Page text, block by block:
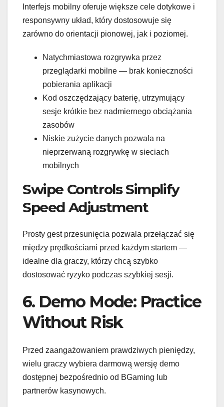
Interfejs mobilny oferuje większe cele dotykowe i
responsywny układ, który dostosowuje się
zarówno do orientacji pionowej, jak i poziomej.
Natychmiastowa rozgrywka przez
przeglądarki mobilne — brak konieczności
pobierania aplikacji
Kod oszczędzający baterię, utrzymujący
sesje krótkie bez nadmiernego obciążania
zasobów
Niskie zużycie danych pozwala na
nieprzerwaną rozgrywkę w sieciach
mobilnych
Swipe Controls Simplify
Speed Adjustment
Prosty gest przesunięcia pozwala przełączać się
między prędkościami przed każdym startem —
idealne dla graczy, którzy chcą szybko
dostosować ryzyko podczas szybkiej sesji.
6. Demo Mode: Practice
Without Risk
Przed zaangażowaniem prawdziwych pieniędzy,
wielu graczy wybiera darmową wersję demo
dostępnej bezpośrednio od BGaming lub
partnerów kasynowych.